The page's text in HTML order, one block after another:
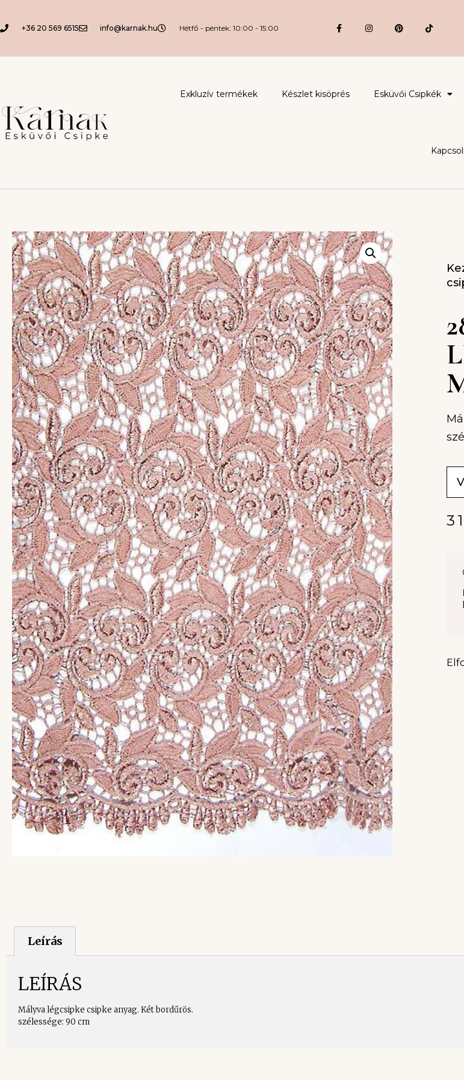
+36 20 569 6515 info@karnak.hu Hétfő - péntek: 10:00 - 15:00
Exkluzív termékek Készlet kisöprés Esküvői Csipkék
Leírás
LEÍRÁS
Mályva légcsipke csipke anyag. Két bordűrös.
szélessége: 90 cm